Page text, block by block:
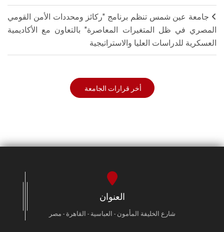
جامعة عين شمس تنظم برنامج "ركائز ومحددات الأمن القومي
المصري في ظل المتغيرات المعاصرة" بالتعاون مع الأكاديمية
العسكرية للدراسات العليا والاستراتيجية
أخر قرارات الجامعة
العنوان
شارع الخليفة المأمون - العباسية - القاهرة - مصر